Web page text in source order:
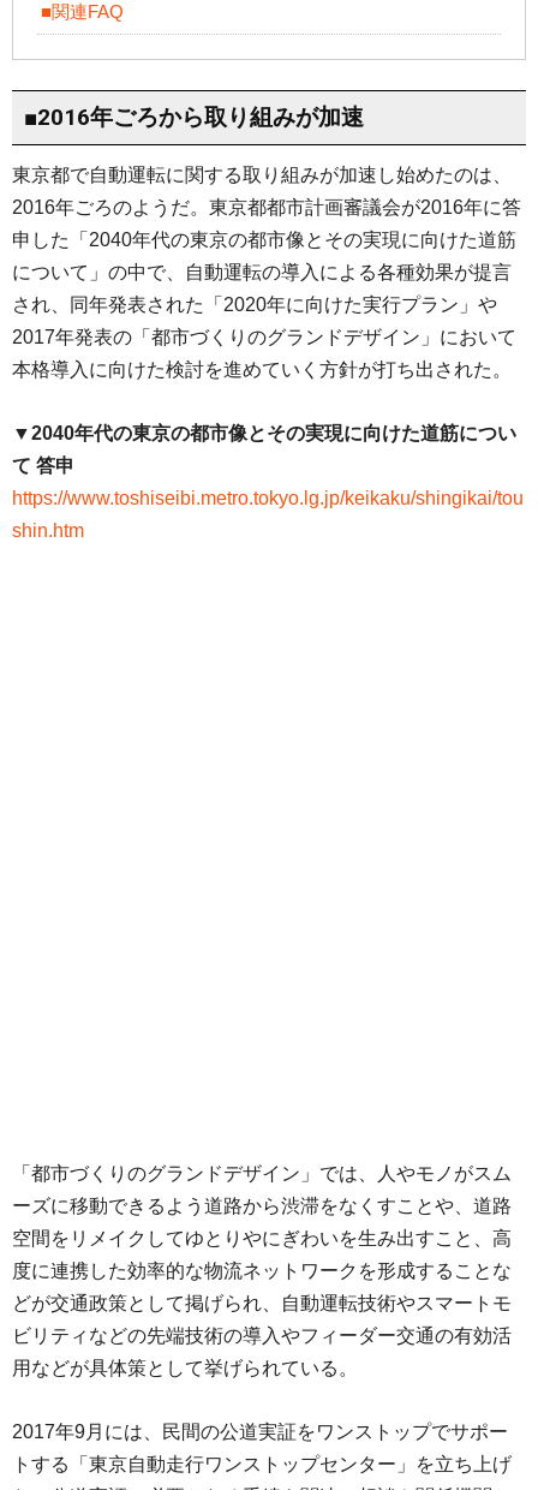
■関連FAQ
■2016年ごろから取り組みが加速
東京都で自動運転に関する取り組みが加速し始めたのは、
2016年ごろのようだ。東京都都市計画審議会が2016年に答
申した「2040年代の東京の都市像とその実現に向けた道筋
について」の中で、自動運転の導入による各種効果が提言
され、同年発表された「2020年に向けた実行プラン」や
2017年発表の「都市づくりのグランドデザイン」において
本格導入に向けた検討を進めていく方針が打ち出された。
▼2040年代の東京の都市像とその実現に向けた道筋につい
て 答申
https://www.toshiseibi.metro.tokyo.lg.jp/keikaku/shingikai/tou
shin.htm
「都市づくりのグランドデザイン」では、人やモノがスム
ーズに移動できるよう道路から渋滞をなくすことや、道路
空間をリメイクしてゆとりやにぎわいを生み出すこと、高
度に連携した効率的な物流ネットワークを形成することな
どが交通政策として掲げられ、自動運転技術やスマートモ
ビリティなどの先端技術の導入やフィーダー交通の有効活
用などが具体策として挙げられている。
2017年9月には、民間の公道実証をワンストップでサポー
トする「東京自動走行ワンストップセンター」を立ち上げ